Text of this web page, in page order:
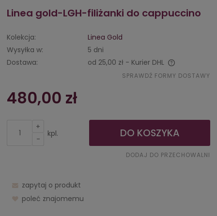
Linea gold-LGH-filiżanki do cappuccino
Kolekcja:
Linea Gold
Wysyłka w:
5 dni
Dostawa:
od 25,00 zł - Kurier DHL
Cena nie zawiera ewentualnych kosztów płatności
SPRAWDŹ FORMY DOSTAWY
480,00 zł
+
-
kpl. DO KOSZYKA
DODAJ DO PRZECHOWALNI
zapytaj o produkt
poleć znajomemu